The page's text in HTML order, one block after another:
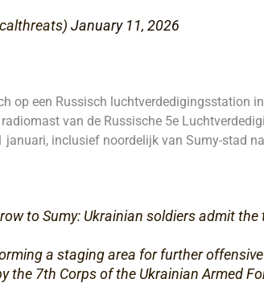
January 11, 2026
op een Russisch luchtverdedigingsstation
van de Russische 5e
inclusief noordelijk van Sumy-stad
to Sumy: Ukrainian soldiers admit
a staging area for further
the 7th Corps of the Ukrainian Armed